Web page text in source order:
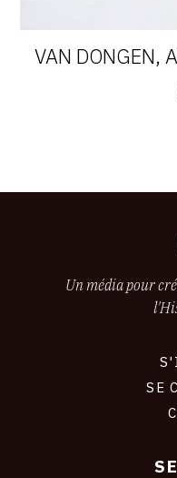
VAN DONGEN,
Un média pour
SE